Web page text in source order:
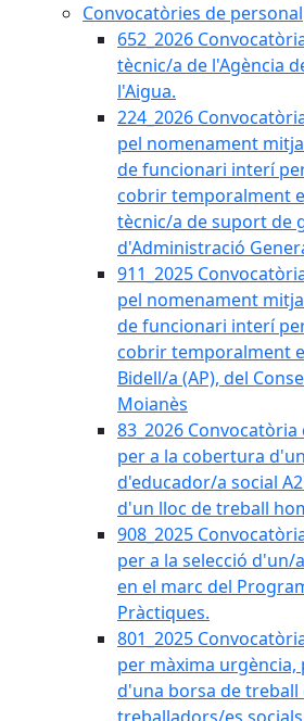
Convocatòries de personal
652_2026
tècnic/a de l'Agència
l'Aigua.
224_2026
pel nomenament
de funcionari interí
cobrir temporalment
tècnic/a de suport de
d'Administració
911_2025
pel nomenament
de funcionari interí
cobrir temporalment
Bidell/a (AP), del
Moianès
83_2026
per a la cobertura
d'educador/a social
d'un lloc de treball
908_2025
per a la selecció
en el marc del
Pràctiques.
801_2025
per màxima
d'una borsa de treball